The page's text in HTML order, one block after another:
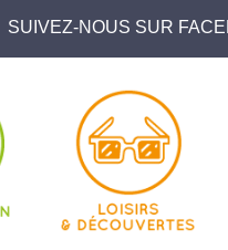
SUIVEZ-NOUS SUR